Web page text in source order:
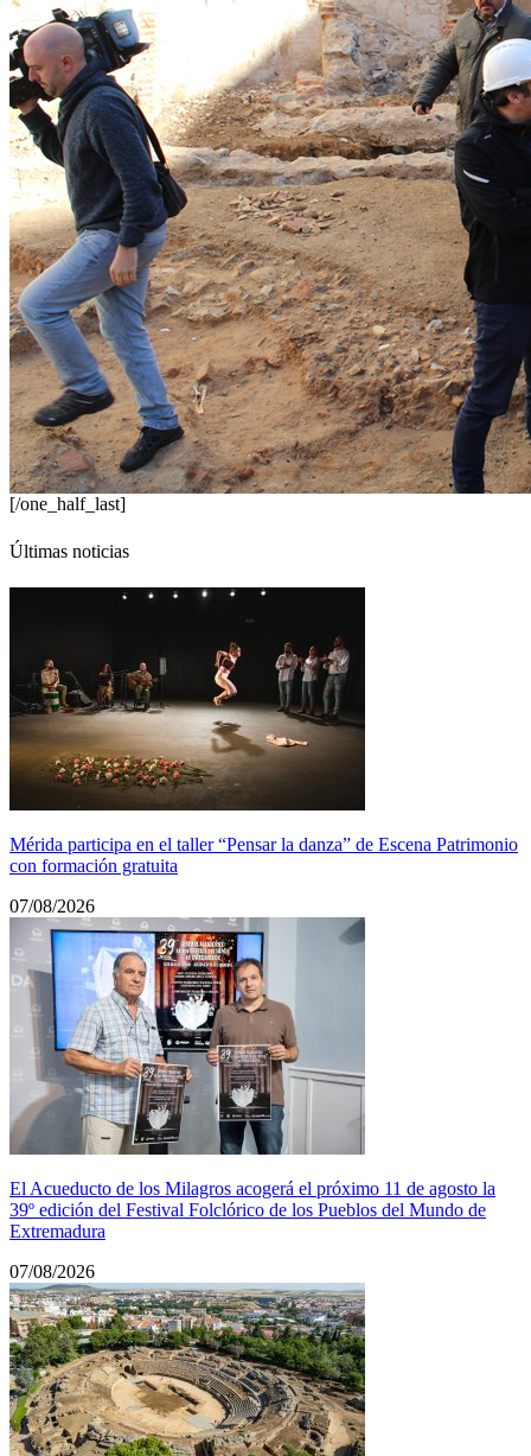
[/one_half_last]
Últimas noticias
Mérida participa en el taller “Pensar la danza” de Escena Patrimonio
con formación gratuita
07/08/2026
El Acueducto de los Milagros acogerá el próximo 11 de agosto la
39º edición del Festival Folclórico de los Pueblos del Mundo de
Extremadura
07/08/2026